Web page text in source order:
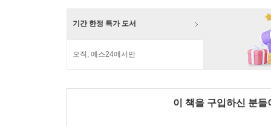
기간 한정 특가 도서
오직, 예스24에서만
이 책을 구입하신 분